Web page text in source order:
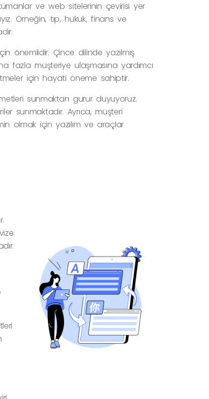
ve web sitelerinin çevirisi yer
Örneğin, tıp, hukuk, finans ve
önemlidir. Çince dilinde yazılmış
fazla müşteriye ulaşmasına yardımcı
için hayati öneme sahiptir.
sunmaktan gurur duyuyoruz.
sunmaktadır. Ayrıca, müşteri
olmak için yazılım ve araçlar